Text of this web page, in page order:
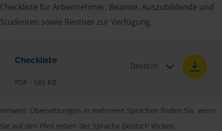
Checkliste für Arbeitnehmer, Beamte, Auszubildende und
Studenten sowie Rentner zur Verfügung.
Checkliste
PDF - 585 KB
Deutsch
Hinweis: Übersetzungen in mehreren Sprachen finden Sie, wenn
Sie auf den Pfeil neben der Sprache Deutsch klicken.